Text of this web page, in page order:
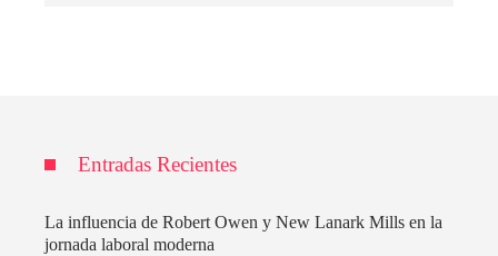
Entradas Recientes
La influencia de Robert Owen y New Lanark Mills en la
jornada laboral moderna